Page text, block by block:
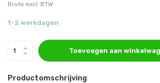
Bruto excl. BTW
1-2 werkdagen
Toevoegen aan
Productomschrijving